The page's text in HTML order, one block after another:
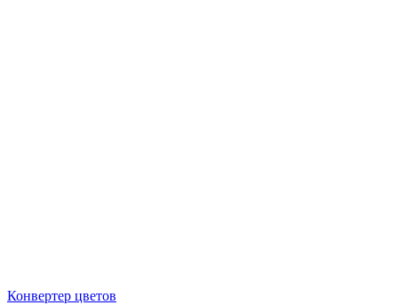
Конвертер цветов